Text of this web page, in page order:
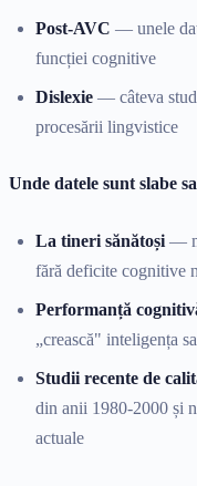
Post-AVC — unele
funcției cognitive
Dislexie — câteva
procesării lingvistice
Unde datele sunt slabe
La tineri sănătoși —
fără deficite cognitive
Performanță
„crească" inteligența
Studii recente de
din anii 1980-2000 și
actuale